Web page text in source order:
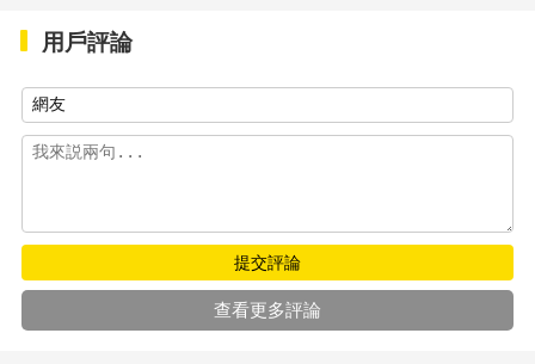
用戶評論
提交評論
查看更多評論